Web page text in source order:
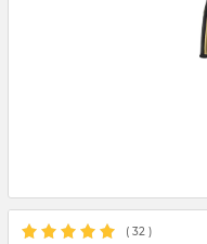
( 32 )